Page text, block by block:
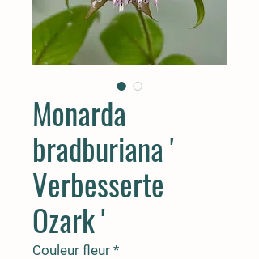
Monarda
bradburiana '
Verbesserte
Ozark '
Couleur fleur *